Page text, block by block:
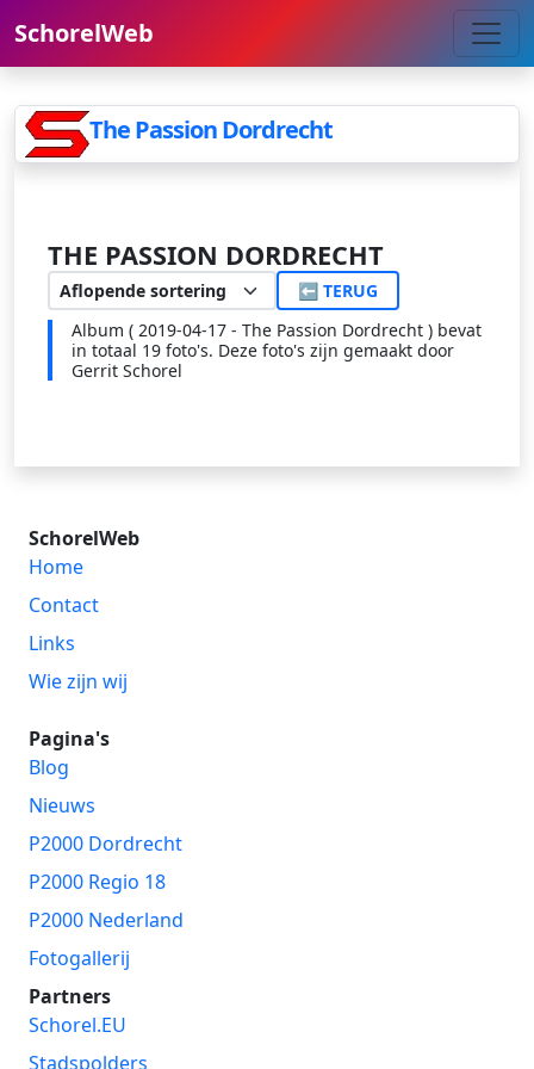
SchorelWeb
The Passion Dordrecht
THE PASSION DORDRECHT
⬅ TERUG
Album ( 2019-04-17 - The Passion Dordrecht ) bevat
in totaal 19 foto's. Deze foto's zijn gemaakt door
Gerrit Schorel
SchorelWeb
Home
Contact
Links
Wie zijn wij
Pagina's
Blog
Nieuws
P2000 Dordrecht
P2000 Regio 18
P2000 Nederland
Fotogallerij
Partners
Schorel.EU
Stadspolders